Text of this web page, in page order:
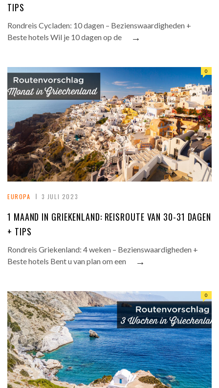
TIPS
Rondreis Cycladen: 10 dagen – Bezienswaardigheden +
Beste hotels Wil je 10 dagen op de
→
EUROPA 3 JULI 2023
0
1 MAAND IN GRIEKENLAND: REISROUTE VAN 30-31 DAGEN
+ TIPS
Rondreis Griekenland: 4 weken – Bezienswaardigheden +
Beste hotels Bent u van plan om een
→
0